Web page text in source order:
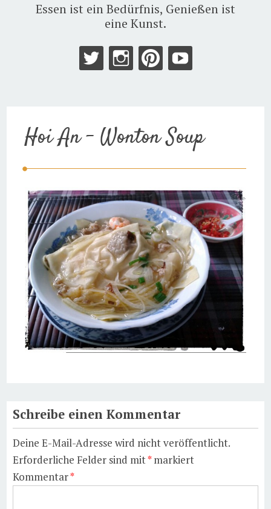
Essen ist ein Bedürfnis, Genießen ist
eine Kunst.
Hoi An – Wonton Soup
Schreibe einen Kommentar
Deine E-Mail-Adresse wird nicht veröffentlicht.
Erforderliche Felder sind mit*markiert
Kommentar*